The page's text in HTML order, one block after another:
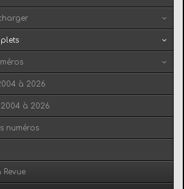
à 2026
à 2026
numéros